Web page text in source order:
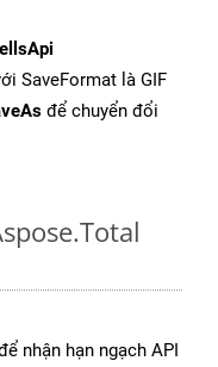
SaveFormat là GIF
để chuyển đổi
nhận hạn ngạch API